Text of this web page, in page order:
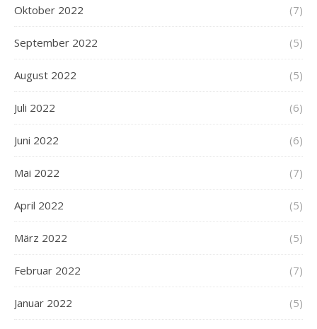
Oktober 2022 (7)
September 2022 (5)
August 2022 (5)
Juli 2022 (6)
Juni 2022 (6)
Mai 2022 (7)
April 2022 (5)
März 2022 (5)
Februar 2022 (7)
Januar 2022 (5)